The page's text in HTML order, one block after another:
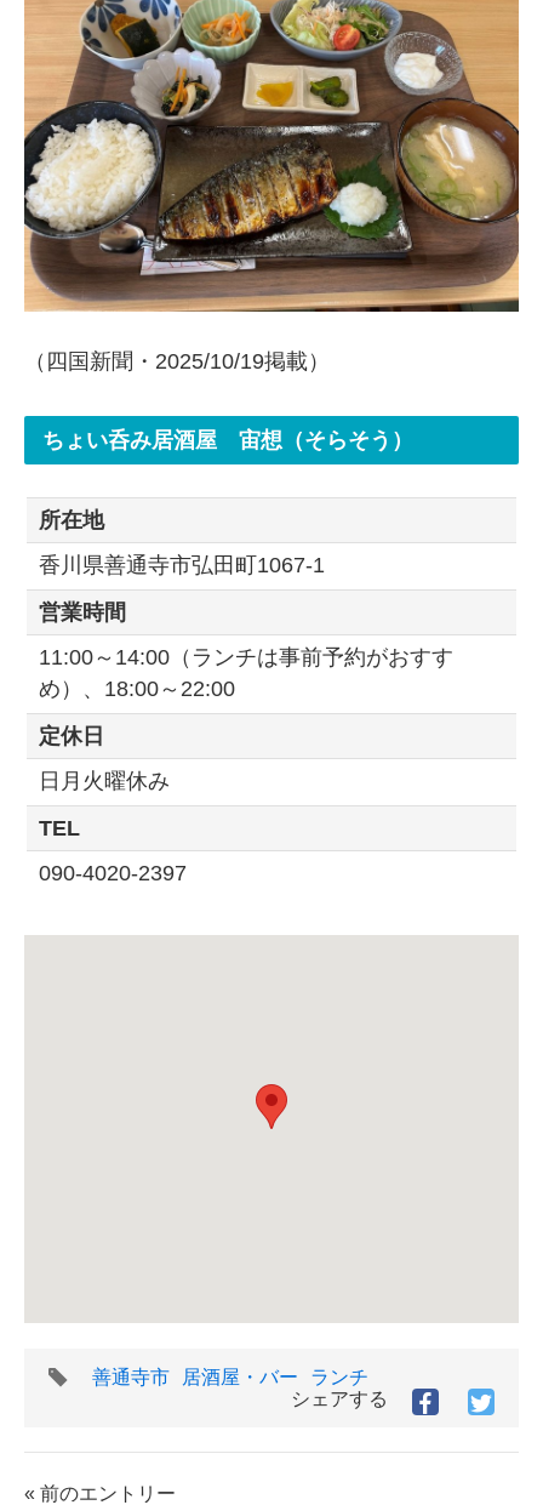
（四国新聞・2025/10/19掲載）
ちょい呑み居酒屋 宙想（そらそう）
所在地
香川県善通寺市弘田町1067-1
営業時間
11:00～14:00（ランチは事前予約がおすす
め）、18:00～22:00
定休日
日月火曜休み
TEL
090-4020-2397
タ
善通寺市 居酒屋・バー
ランチ
シェアする
Facebook
シ
シ
« 前のエントリー